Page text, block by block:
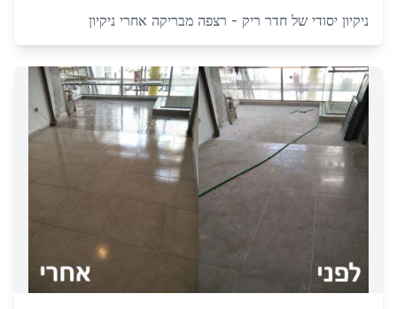
ניקיון יסודי של חדר ריק - רצפה מבריקה אחרי ניקיון